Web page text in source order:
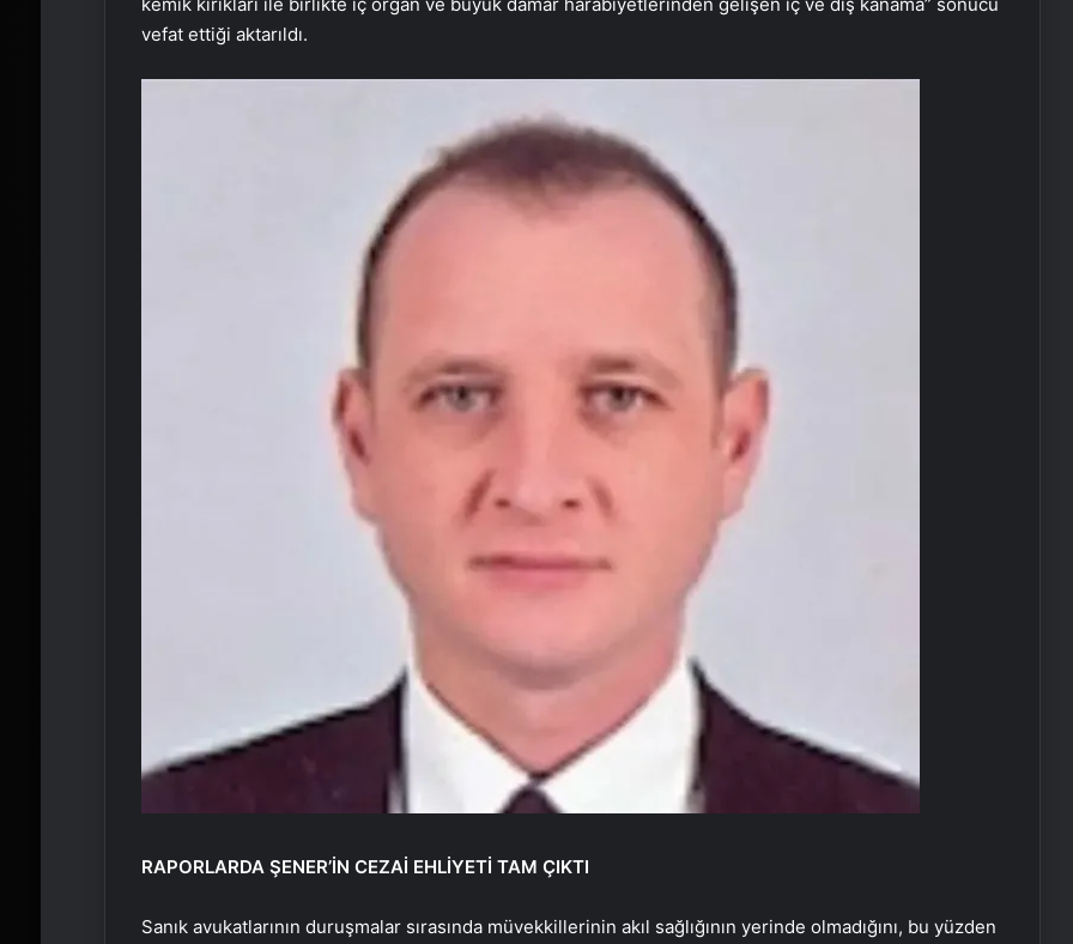
vefat ettiği aktarıldı.
RAPORLARDA ŞENER’İN CEZAİ EHLİYETİ TAM ÇIKTI
Sanık avukatlarının duruşmalar sırasında müvekkillerinin akıl sağlığının yerinde olmadığını, bu yüzden